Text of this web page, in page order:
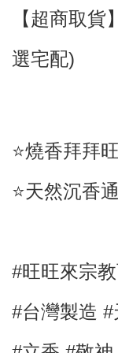
【超商取貨】
選宅配)
⭐️燒香拜拜
⭐️天然沉香
#旺旺來宗
#台灣製造 #